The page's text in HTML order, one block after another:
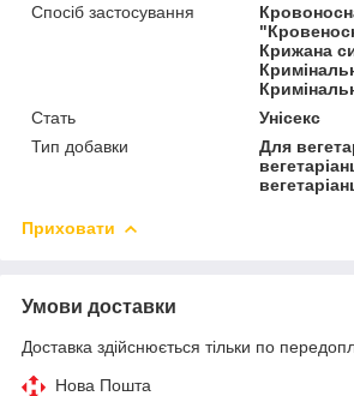
Спосіб застосування
Крижана
Стать
Унісекс
Тип добавки
Для
Приховати
Умови доставки
Доставка здійснюється тільки по
Нова Пошта